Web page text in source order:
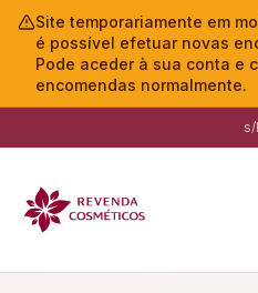
Site temporariamente em
é possível efetuar novas
Pode aceder à sua conta e
encomendas normalmente.
s/